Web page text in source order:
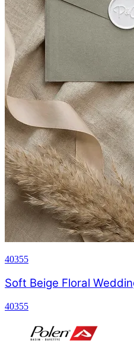
40355
Soft Beige Floral
40355